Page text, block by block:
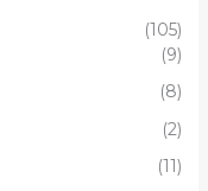
(105)
(9)
(8)
(2)
(11)